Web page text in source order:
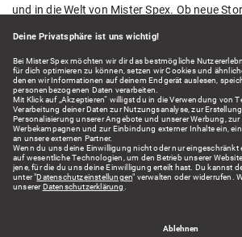
und in die Welt von Mister Spex. Ob neue
Fakten aus der Welt der Augenoptik: Hier
aus verschiedenen Blickwinkeln kennen und
Einblicke.
Wir freuen uns auf dein Feedback!
Kontakt: presse@misterspex.de